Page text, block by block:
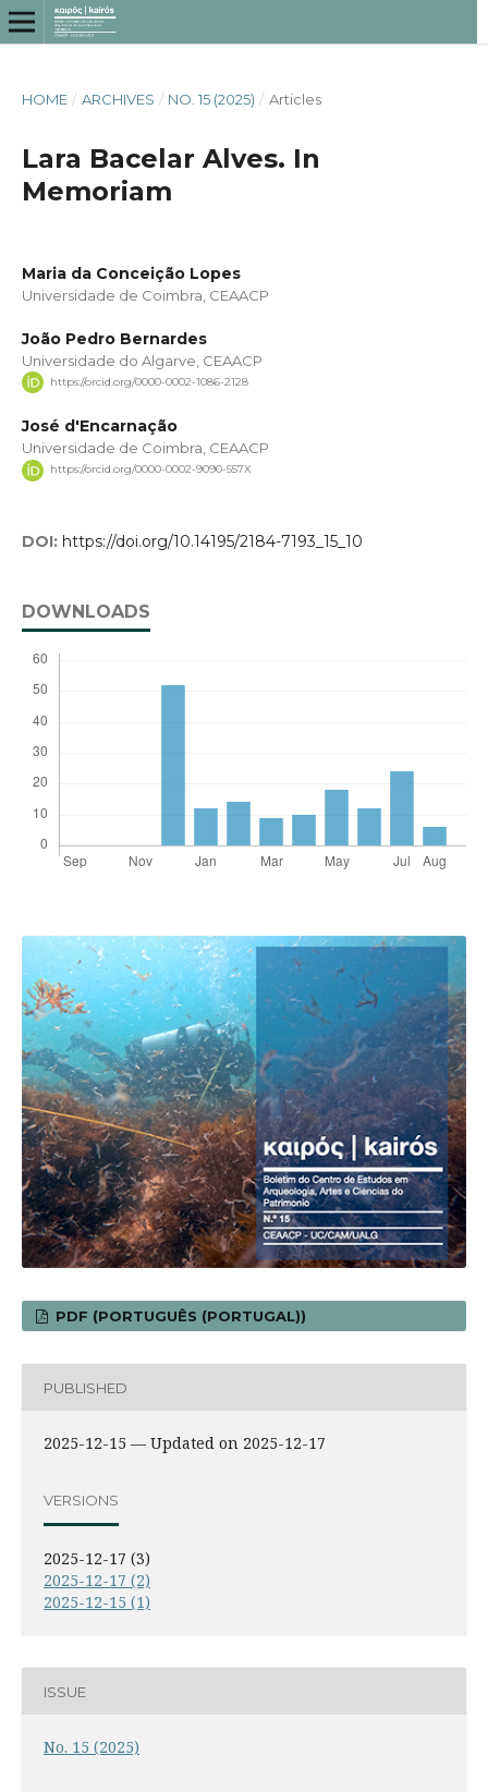
HOME / ARCHIVES / NO. 15 (2025) / Articles
Lara Bacelar Alves. In
Memoriam
Maria da Conceição Lopes
Universidade de Coimbra, CEAACP
João Pedro Bernardes
Universidade do Algarve, CEAACP
https://orcid.org/0000-0002-1086-2128
José d'Encarnação
Universidade de Coimbra, CEAACP
https://orcid.org/0000-0002-9090-557X
DOI: https://doi.org/10.14195/2184-7193_15_10
DOWNLOADS
PDF (PORTUGUÊS (PORTUGAL))
PUBLISHED
2025-12-15 — Updated on 2025-12-17
VERSIONS
2025-12-17 (3)
2025-12-17 (2)
2025-12-15 (1)
ISSUE
No. 15 (2025)